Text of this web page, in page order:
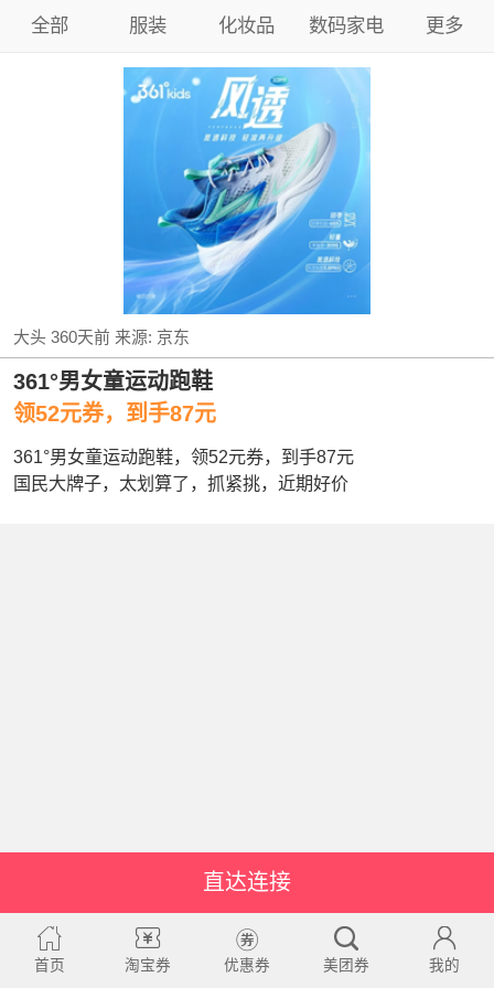
全部 服装 化妆品 数码家电 更多
大头 360天前来源: 京东
361°男女童运动跑鞋
领52元券，到手87元
361°男女童运动跑鞋，领52元券，到手87元
国民大牌子，太划算了，抓紧挑，近期好价
直达连接
首页 淘宝券 优惠券 美团券 我的